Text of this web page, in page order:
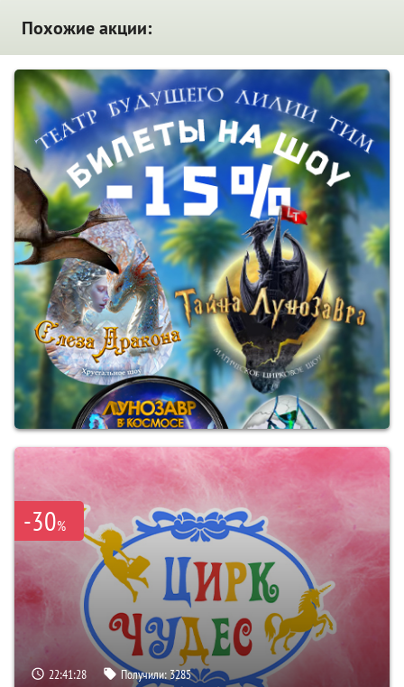
Похожие акции:
-30%
22:41:27 Получили: 3285